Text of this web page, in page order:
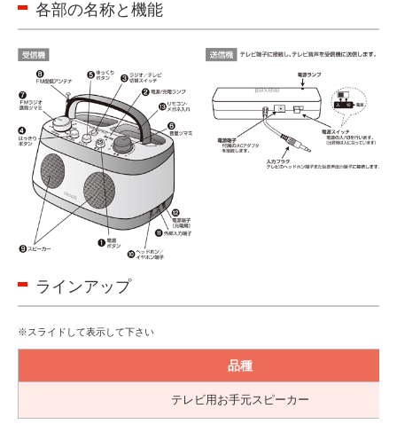
各部の名称と機能
ラインアップ
品種
テレビ用お手元スピーカー